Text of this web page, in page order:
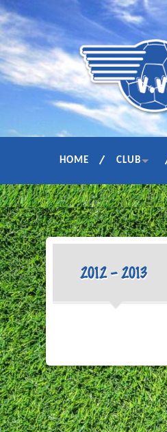
HOME CLUB
2012 – 2013